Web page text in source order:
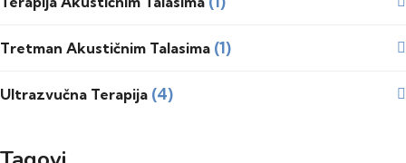
Tretman Akustičnim Talasima (1)
Ultrazvučna Terapija (4)